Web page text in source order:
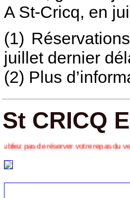
A St-Cricq, en
(1)
juillet dernier
(2) Plus
St CRICQ
votre repas du vendredi ! Toutes les